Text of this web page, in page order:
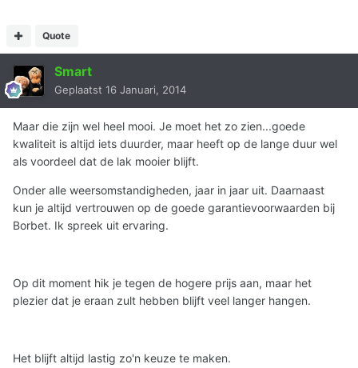
Quote
Smart
Geplaatst 16 Januari, 2014
Maar die zijn wel heel mooi. Je moet het zo zien...goede
kwaliteit is altijd iets duurder, maar heeft op de lange duur wel
als voordeel dat de lak mooier blijft.
Onder alle weersomstandigheden, jaar in jaar uit. Daarnaast
kun je altijd vertrouwen op de goede garantievoorwaarden bij
Borbet. Ik spreek uit ervaring.
Op dit moment hik je tegen de hogere prijs aan, maar het
plezier dat je eraan zult hebben blijft veel langer hangen.
Het blijft altijd lastig zo'n keuze te maken.